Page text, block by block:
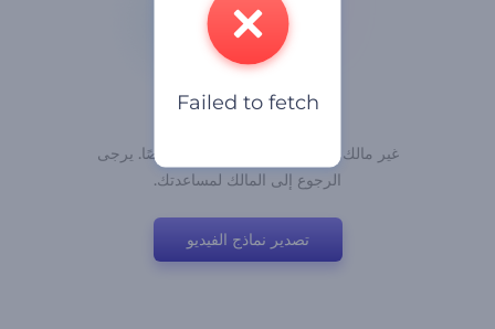
غير مالك هذا الرابط إعداداته ليكون خاصًا. يرجى
الرجوع إلى المالك لمساعدتك.
تصدير نماذج الفيديو
Failed to fetch